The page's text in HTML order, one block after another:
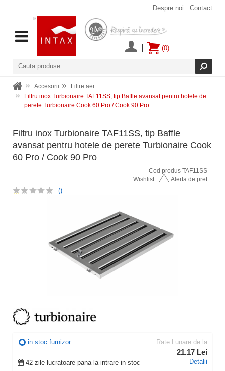
Despre noi Contact
(0)
Accesorii
Filtre aer
Filtru inox Turbionaire TAF11SS, tip Baffle avansat pentru hotele de
perete Turbionaire Cook 60 Pro / Cook 90 Pro
Filtru inox Turbionaire TAF11SS, tip Baffle
avansat pentru hotele de perete Turbionaire Cook
60 Pro / Cook 90 Pro
Cod produs TAF11SS
Wishlist
Alerta de pret
()
in stoc furnizor
42 zile lucratoare pana la intrare in stoc
Rate Lunare de la
21.17 Lei
Detalii